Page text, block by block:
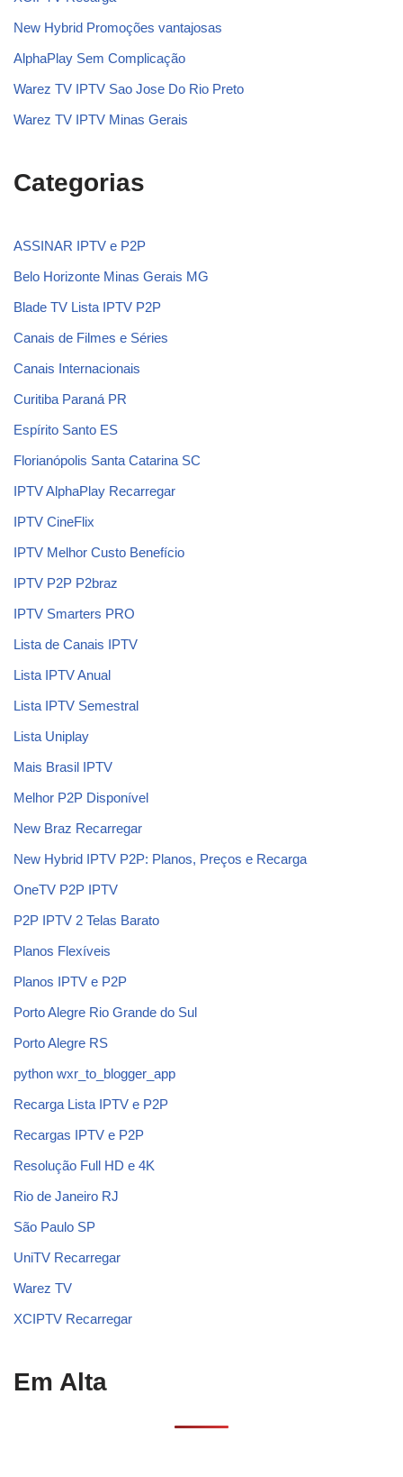
New Hybrid Promoções vantajosas
AlphaPlay Sem Complicação
Warez TV IPTV Sao Jose Do Rio Preto
Warez TV IPTV Minas Gerais
Categorias
ASSINAR IPTV e P2P
Belo Horizonte Minas Gerais MG
Blade TV Lista IPTV P2P
Canais de Filmes e Séries
Canais Internacionais
Curitiba Paraná PR
Espírito Santo ES
Florianópolis Santa Catarina SC
IPTV AlphaPlay Recarregar
IPTV CineFlix
IPTV Melhor Custo Benefício
IPTV P2P P2braz
IPTV Smarters PRO
Lista de Canais IPTV
Lista IPTV Anual
Lista IPTV Semestral
Lista Uniplay
Mais Brasil IPTV
Melhor P2P Disponível
New Braz Recarregar
New Hybrid IPTV P2P: Planos, Preços e Recarga
OneTV P2P IPTV
P2P IPTV 2 Telas Barato
Planos Flexíveis
Planos IPTV e P2P
Porto Alegre Rio Grande do Sul
Porto Alegre RS
python wxr_to_blogger_app
Recarga Lista IPTV e P2P
Recargas IPTV e P2P
Resolução Full HD e 4K
Rio de Janeiro RJ
São Paulo SP
UniTV Recarregar
Warez TV
XCIPTV Recarregar
Em Alta